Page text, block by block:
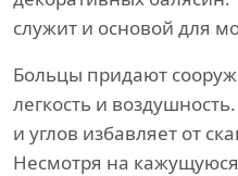
служит и основой для
Больцы придают
легкость и
и углов избавляет от
Несмотря на